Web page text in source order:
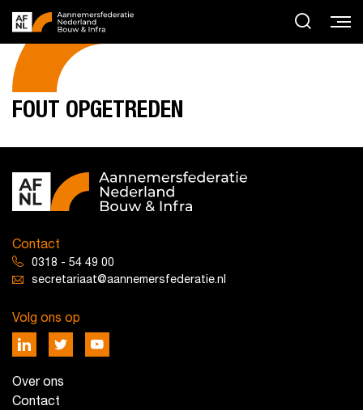
FOUT OPGETREDEN
Contact
0318 - 54 49 00
secretariaat@aannemersfederatie.nl
Volg ons op
Over ons
Contact